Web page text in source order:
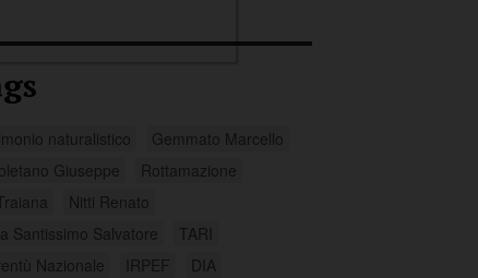
naturalistico
Gemmato Marcello
Giuseppe
Rottamazione
Nitti Renato
Santissimo Salvatore
TARI
Nazionale
IRPEF
DIA